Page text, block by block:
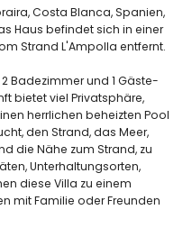
Costa Blanca, Spanien,
Haus befindet sich in einer
Strand L'Ampolla entfernt.
Badezimmer und 1 Gäste-
bietet viel Privatsphäre,
herrlichen beheizten Pool
den Strand, das Meer,
die Nähe zum Strand, zu
Unterhaltungsorten,
diese Villa zu einem
mit Familie oder Freunden